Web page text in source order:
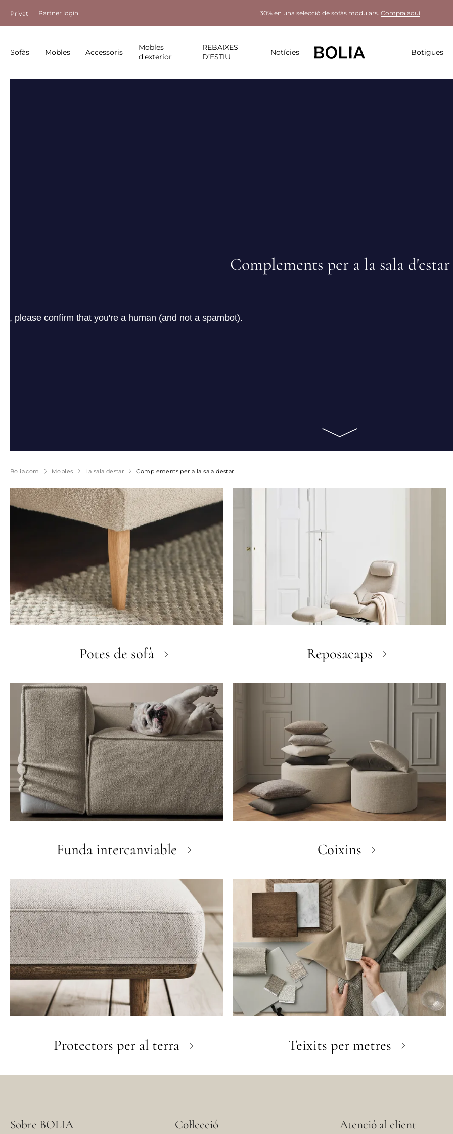
Privat Partner login 30% en una selecció de sofàs modulars. Compra aquí
Sofàs Mobles Accessoris
Mobles
d'exterior
REBAIXES
D’ESTIU
Notícies Botigues
Complements per a la sala d'estar
Bolia.com Mobles La sala destar Complements per a la sala destar
Potes de sofà Reposacaps
Funda intercanviable Coixins
Protectors per al terra Teixits per metres
Sobre BOLIA Col·lecció Atenció al client